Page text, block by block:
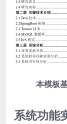
本模板
系统功能